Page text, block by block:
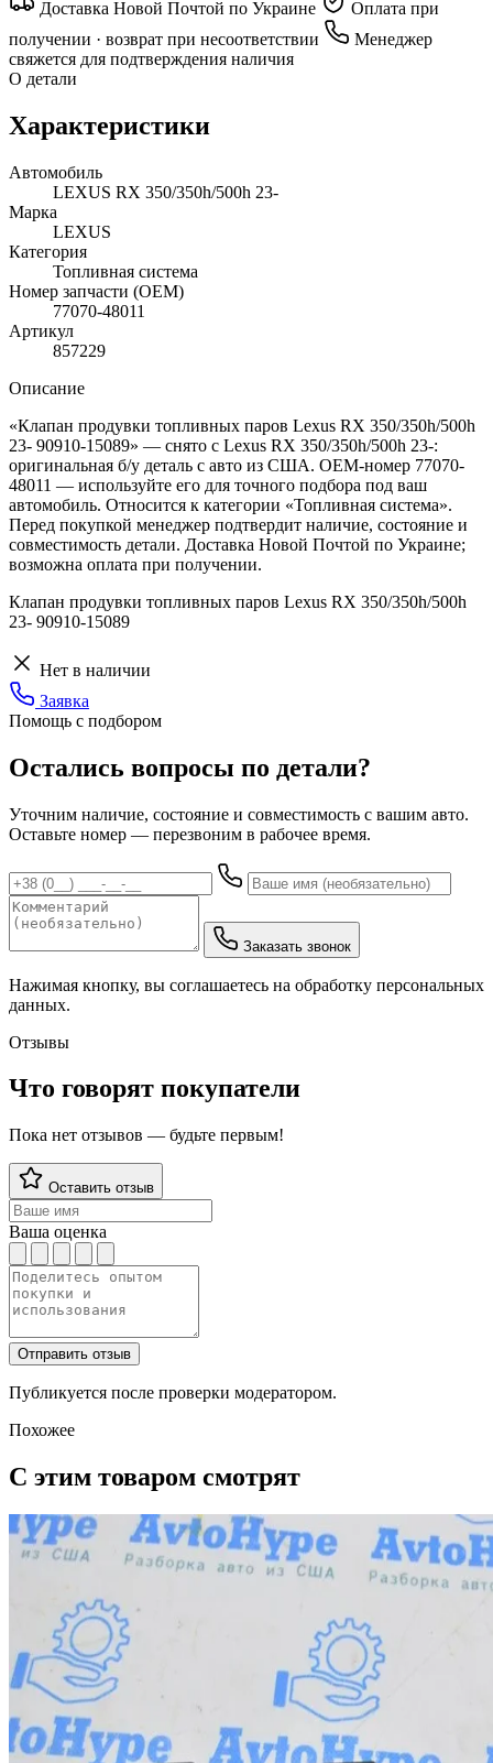
Доставка Новой Почтой по Украине
Оплата при
получении · возврат при несоответствии
Менеджер
свяжется для подтверждения наличия
О детали
Характеристики
Автомобиль
LEXUS RX 350/350h/500h 23-
Марка
LEXUS
Категория
Топливная система
Номер запчасти (OEM)
77070-48011
Артикул
857229
Описание
«Клапан продувки топливных паров Lexus RX 350/350h/500h
23- 90910-15089» — снято с Lexus RX 350/350h/500h 23-:
оригинальная б/у деталь с авто из США. OEM-номер 77070-
48011 — используйте его для точного подбора под ваш
автомобиль. Относится к категории «Топливная система».
Перед покупкой менеджер подтвердит наличие, состояние и
совместимость детали. Доставка Новой Почтой по Украине;
возможна оплата при получении.
Клапан продувки топливных паров Lexus RX 350/350h/500h
23- 90910-15089
Нет в наличии
Заявка
Помощь с подбором
Остались вопросы по детали?
Уточним наличие, состояние и совместимость с вашим авто.
Оставьте номер — перезвоним в рабочее время.
Заказать звонок
Нажимая кнопку, вы соглашаетесь на обработку персональных
данных.
Отзывы
Что говорят покупатели
Пока нет отзывов — будьте первым!
Оставить отзыв
Ваша оценка
Отправить отзыв
Публикуется после проверки модератором.
Похожее
С этим товаром смотрят